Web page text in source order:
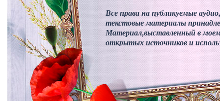
Все права на публикуемые
текстовые материалы
Материал,выставленный в
открытых источников и
в некоммерческих целях.Если
материала или обладателем
против его использования в
пожалуйста, сообщите об
Если Ваше авторство не было
сообщить мне личным письмом